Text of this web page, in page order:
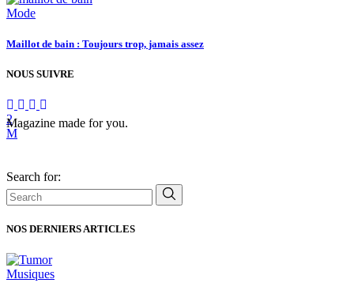
Mode
Maillot de bain : Toujours trop, jamais assez
NOUS SUIVRE
Magazine made for you.
Search for:
NOS DERNIERS ARTICLES
Musiques